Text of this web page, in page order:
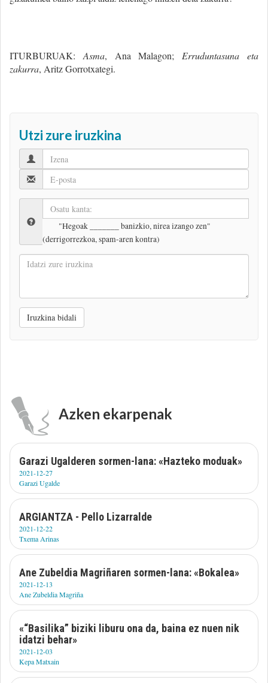
ITURBURUAK: Asma, Ana Malagon; Erruduntasuna eta
zakurra, Aritz Gorrotxategi.
Utzi zure iruzkina
"Hegoak _______ banizkio, nirea izango zen"
(derrigorrezkoa, spam-aren kontra)
Idatzi
Iruzkina bidali
Azken ekarpenak
Garazi Ugalderen sormen-lana: «Hazteko moduak»
2021-12-27
Garazi Ugalde
ARGIANTZA - Pello Lizarralde
2021-12-22
Txema Arinas
Ane Zubeldia Magriñaren sormen-lana: «Bokalea»
2021-12-13
Ane Zubeldia Magriña
«“Basilika” biziki liburu ona da, baina ez nuen nik
idatzi behar»
2021-12-03
Kepa Matxain